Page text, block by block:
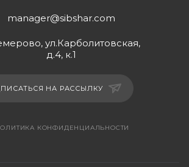
manager@sibshar.com
ул.Карболитовская,
д.4, к.1
НА РАССЫЛКУ
КОНФИДЕНЦИАЛЬНОСТИ